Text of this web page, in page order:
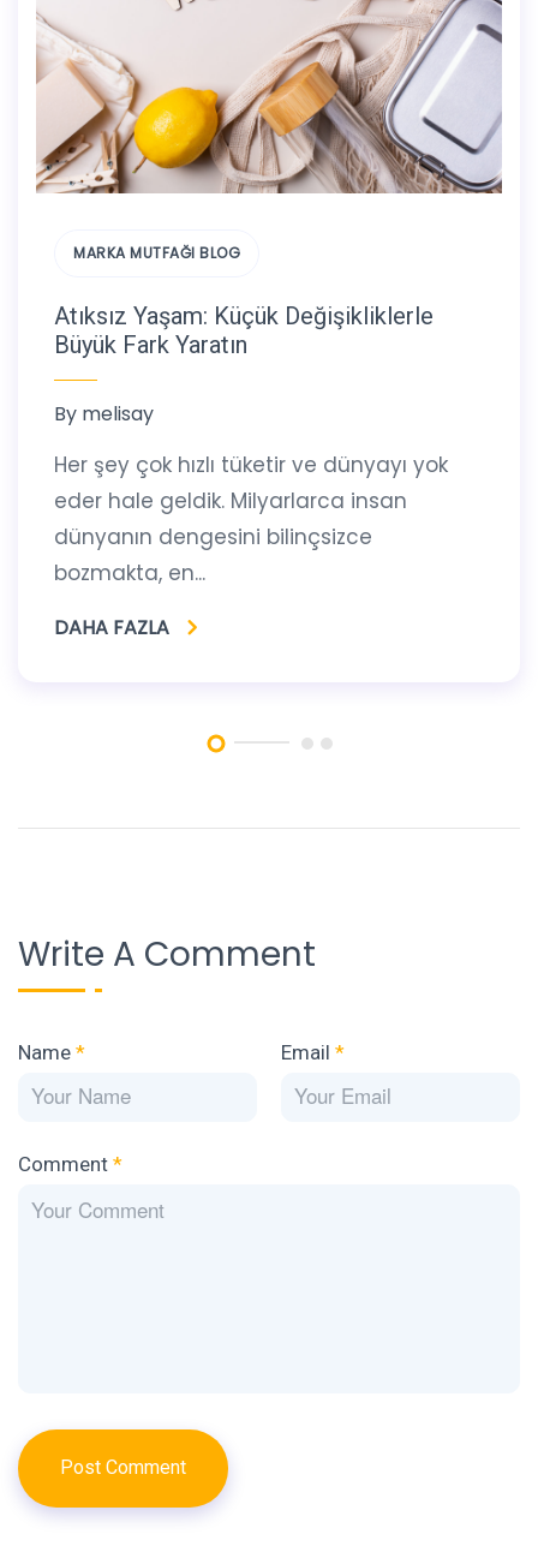
MARKA MUTFAĞI BLOG
Atıksız Yaşam: Küçük Değişikliklerle
Büyük Fark Yaratın
By melisay
Her şey çok hızlı tüketir ve dünyayı yok
eder hale geldik. Milyarlarca insan
dünyanın dengesini bilinçsizce
bozmakta, en...
DAHA FAZLA
Write A Comment
Name * Email *
Comment *